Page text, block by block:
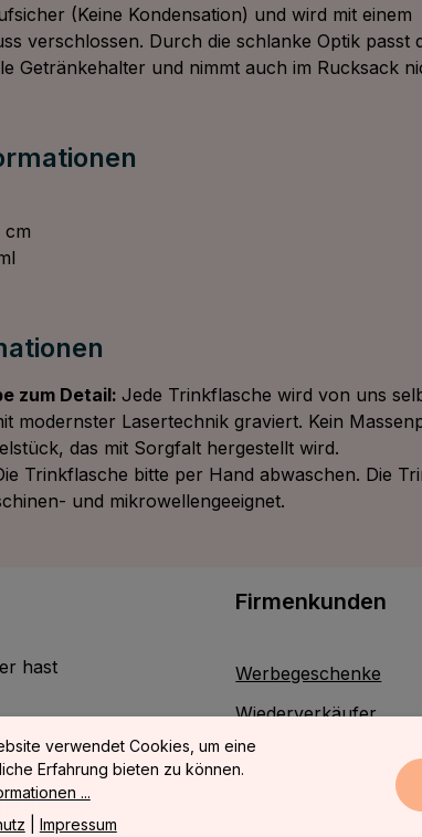
(Keine Kondensation) und wird mit einem
verschlossen. Durch die schlanke Optik passt
Getränkehalter und nimmt auch im Rucksack
cm
zum Detail: Jede Trinkflasche wird von uns
modernster Lasertechnik graviert. Kein
das mit Sorgfalt hergestellt wird.
Trinkflasche bitte per Hand abwaschen. Die
und mikrowellengeeignet.
hast
Firmenkunden
Werbegeschenke
Wiederverkäufer
B2B
verwendet Cookies, um eine
Erfahrung bieten zu können.
...
Impressum